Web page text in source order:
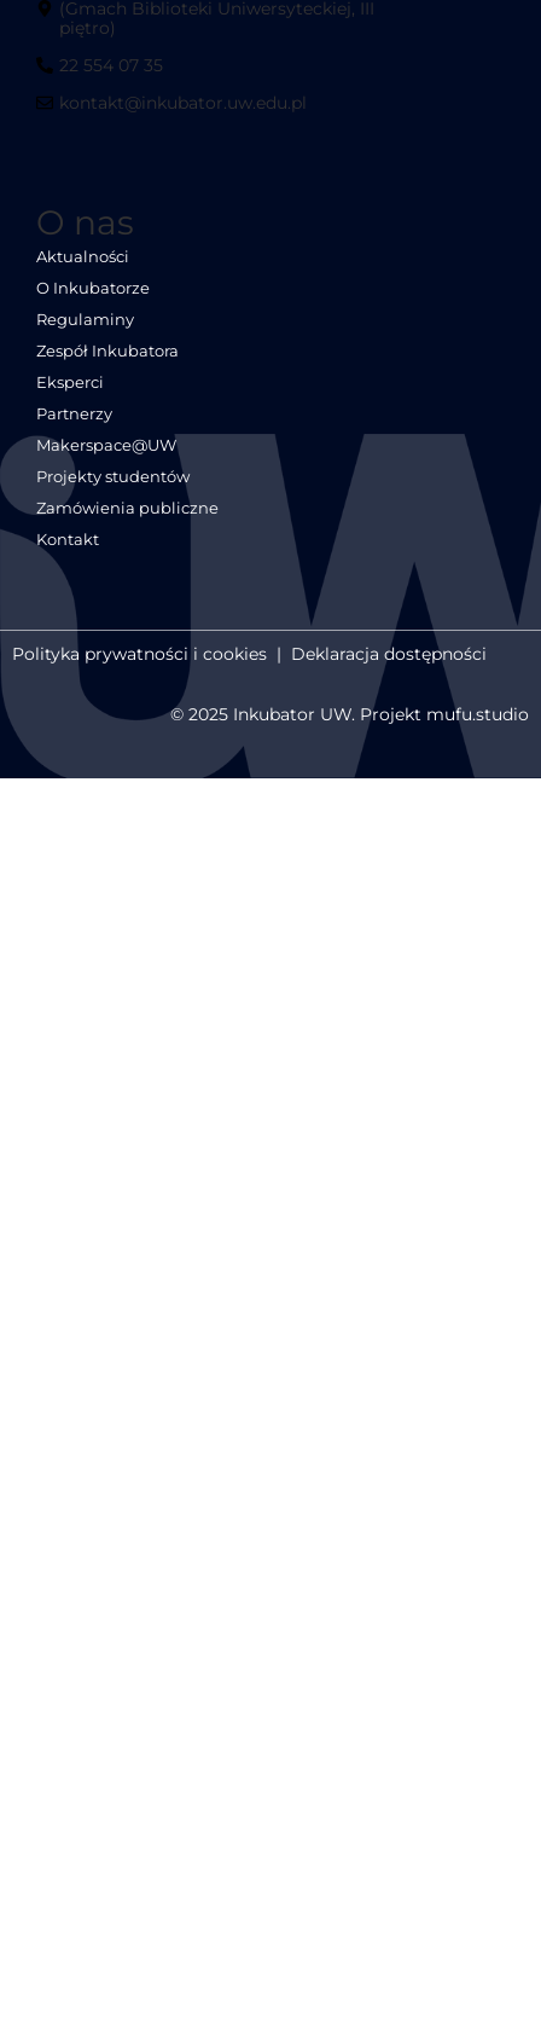
(Gmach Biblioteki Uniwersyteckiej, III
piętro)
22 554 07 35
kontakt@inkubator.uw.edu.pl
O nas
Aktualności
O Inkubatorze
Regulaminy
Zespół Inkubatora
Eksperci
Partnerzy
Makerspace@UW
Projekty studentów
Zamówienia publiczne
Kontakt
Polityka prywatności i cookies | Deklaracja dostępności
© 2025 Inkubator UW. Projekt mufu.studio